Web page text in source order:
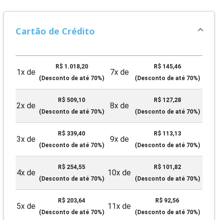
Cartão de Crédito
1x de
R$ 1.018,20
(Desconto de até 70%)
7x de
R$ 145,46
(Desconto de até 70%)
2x de
R$ 509,10
(Desconto de até 70%)
8x de
R$ 127,28
(Desconto de até 70%)
3x de
R$ 339,40
(Desconto de até 70%)
9x de
R$ 113,13
(Desconto de até 70%)
4x de
R$ 254,55
(Desconto de até 70%)
10x de
R$ 101,82
(Desconto de até 70%)
5x de
R$ 203,64
(Desconto de até 70%)
11x de
R$ 92,56
(Desconto de até 70%)